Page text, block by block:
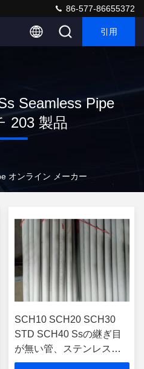
86-577-86655372
引用
Seamless Pipe
203 製品
オンライン メーカー
SCH10 SCH20 SCH30
STD SCH40 Ssの継ぎ目
が無い管、ステンレス鋼
304の管